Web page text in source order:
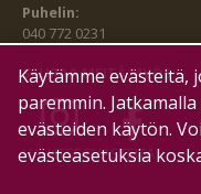
Puhelin:
040 772 0231
SEURAA MEITÄ MYÖS:
HALLITSE EVÄSTEITÄ
Käytämme evästeitä,
paremmin.
evästeiden käytön.
evästeasetuksia